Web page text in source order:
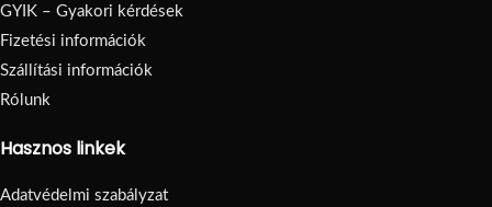
GYIK – Gyakori kérdések
Fizetési információk
Szállítási információk
Rólunk
Hasznos linkek
Adatvédelmi szabályzat